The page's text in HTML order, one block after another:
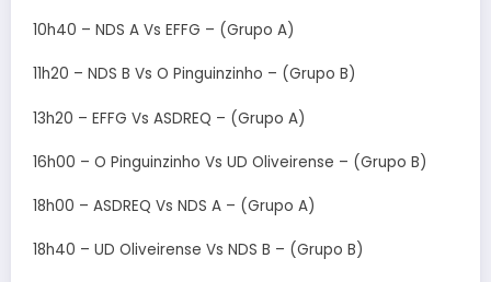
10h40 – NDS A Vs EFFG – (Grupo A)
11h20 – NDS B Vs O Pinguinzinho – (Grupo B)
13h20 – EFFG Vs ASDREQ – (Grupo A)
16h00 – O Pinguinzinho Vs UD Oliveirense – (Grupo B)
18h00 – ASDREQ Vs NDS A – (Grupo A)
18h40 – UD Oliveirense Vs NDS B – (Grupo B)